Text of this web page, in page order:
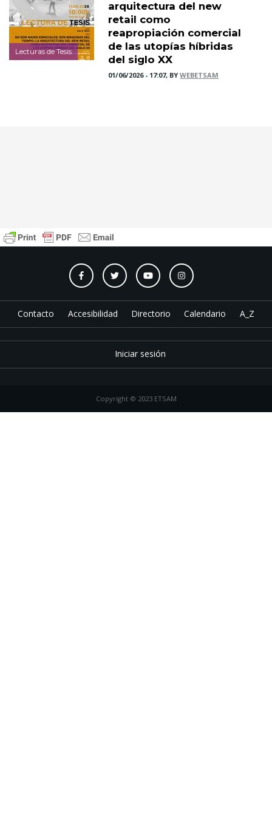
Lecturas de Tesis
arquitectura del new
retail como
reapropiación comercial
de las utopías híbridas
del siglo XX
01/06/2026 - 17:07, BYWEBETSAM
Contacto Accesibilidad Directorio Calendario A_Z
Iniciar sesión
Copyright © 2023 ETSAM